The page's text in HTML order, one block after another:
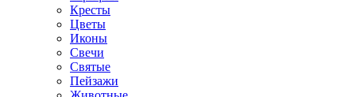
Кресты
Цветы
Иконы
Свечи
Святые
Пейзажи